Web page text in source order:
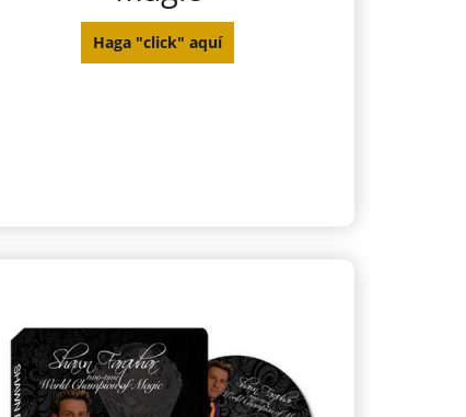
Haga "click" aquí